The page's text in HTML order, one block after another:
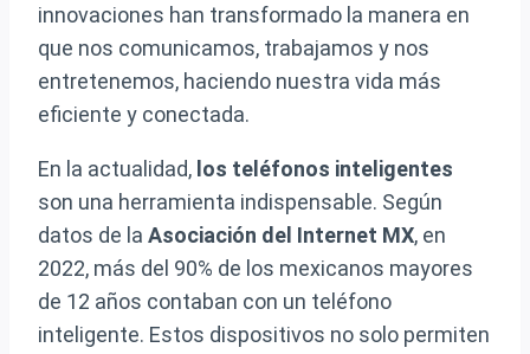
innovaciones han transformado la manera en
que nos comunicamos, trabajamos y nos
entretenemos, haciendo nuestra vida más
eficiente y conectada.
En la actualidad, los teléfonos inteligentes
son una herramienta indispensable. Según
datos de la Asociación del Internet MX, en
2022, más del 90% de los mexicanos mayores
de 12 años contaban con un teléfono
inteligente. Estos dispositivos no solo permiten